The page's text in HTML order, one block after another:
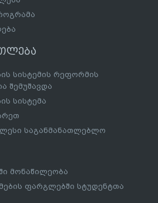
სისტემის რეფორმის
შემუშავდა
სისტემა
საგანმანათლებლო
მონაწილეობა
ფარგლებში სტუდენტთა